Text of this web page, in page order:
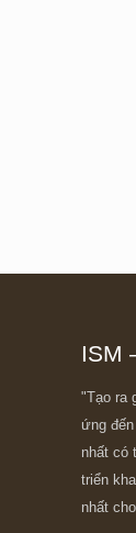
ISM
"Tạo ra
ứng
nhất có
triển
nhất